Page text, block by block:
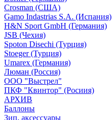
Crosman (США)
Gamo Indastrias S.A. (Испания)
H&N Sport GmbH (Германия)
JSB (Чехия)
Spoton Disechi (Турция)
Stoeger (Турция)
Umarex (Германия)
Люман (Россия)
ООО "Выстрел"
ПКФ "Квинтор" (Росиия)
АРХИВ
Баллоны
Зип, аксессуары